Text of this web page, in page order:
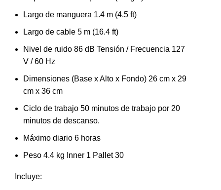
Largo de manguera 1.4 m (4.5 ft)
Largo de cable 5 m (16.4 ft)
Nivel de ruido 86 dB Tensión / Frecuencia 127
V / 60 Hz
Dimensiones (Base x Alto x Fondo) 26 cm x 29
cm x 36 cm
Ciclo de trabajo 50 minutos de trabajo por 20
minutos de descanso.
Máximo diario 6 horas
Peso 4.4 kg Inner 1 Pallet 30
Incluye: